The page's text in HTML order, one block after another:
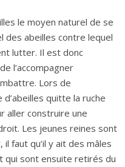
le moyen naturel de se
des abeilles contre lequel
lutter. Il est donc
l’accompagner
Lors de
d’abeilles quitte la ruche
aller construire une
Les jeunes reines sont
faut qu’il y ait des mâles
qui sont ensuite retirés du